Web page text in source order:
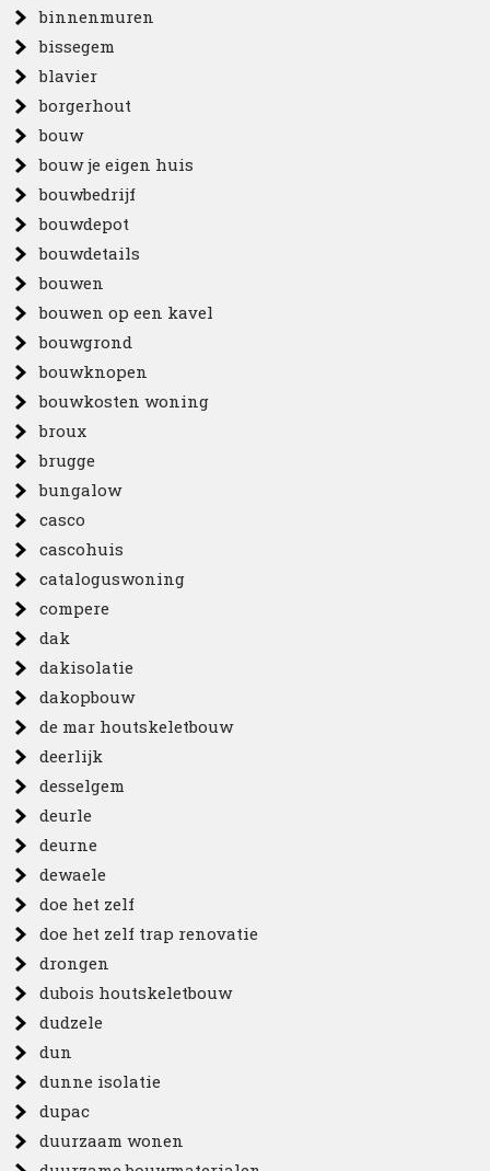
binnenmuren
bissegem
blavier
borgerhout
bouw
bouw je eigen huis
bouwbedrijf
bouwdepot
bouwdetails
bouwen
bouwen op een kavel
bouwgrond
bouwknopen
bouwkosten woning
broux
brugge
bungalow
casco
cascohuis
cataloguswoning
compere
dak
dakisolatie
dakopbouw
de mar houtskeletbouw
deerlijk
desselgem
deurle
deurne
dewaele
doe het zelf
doe het zelf trap renovatie
drongen
dubois houtskeletbouw
dudzele
dun
dunne isolatie
dupac
duurzaam wonen